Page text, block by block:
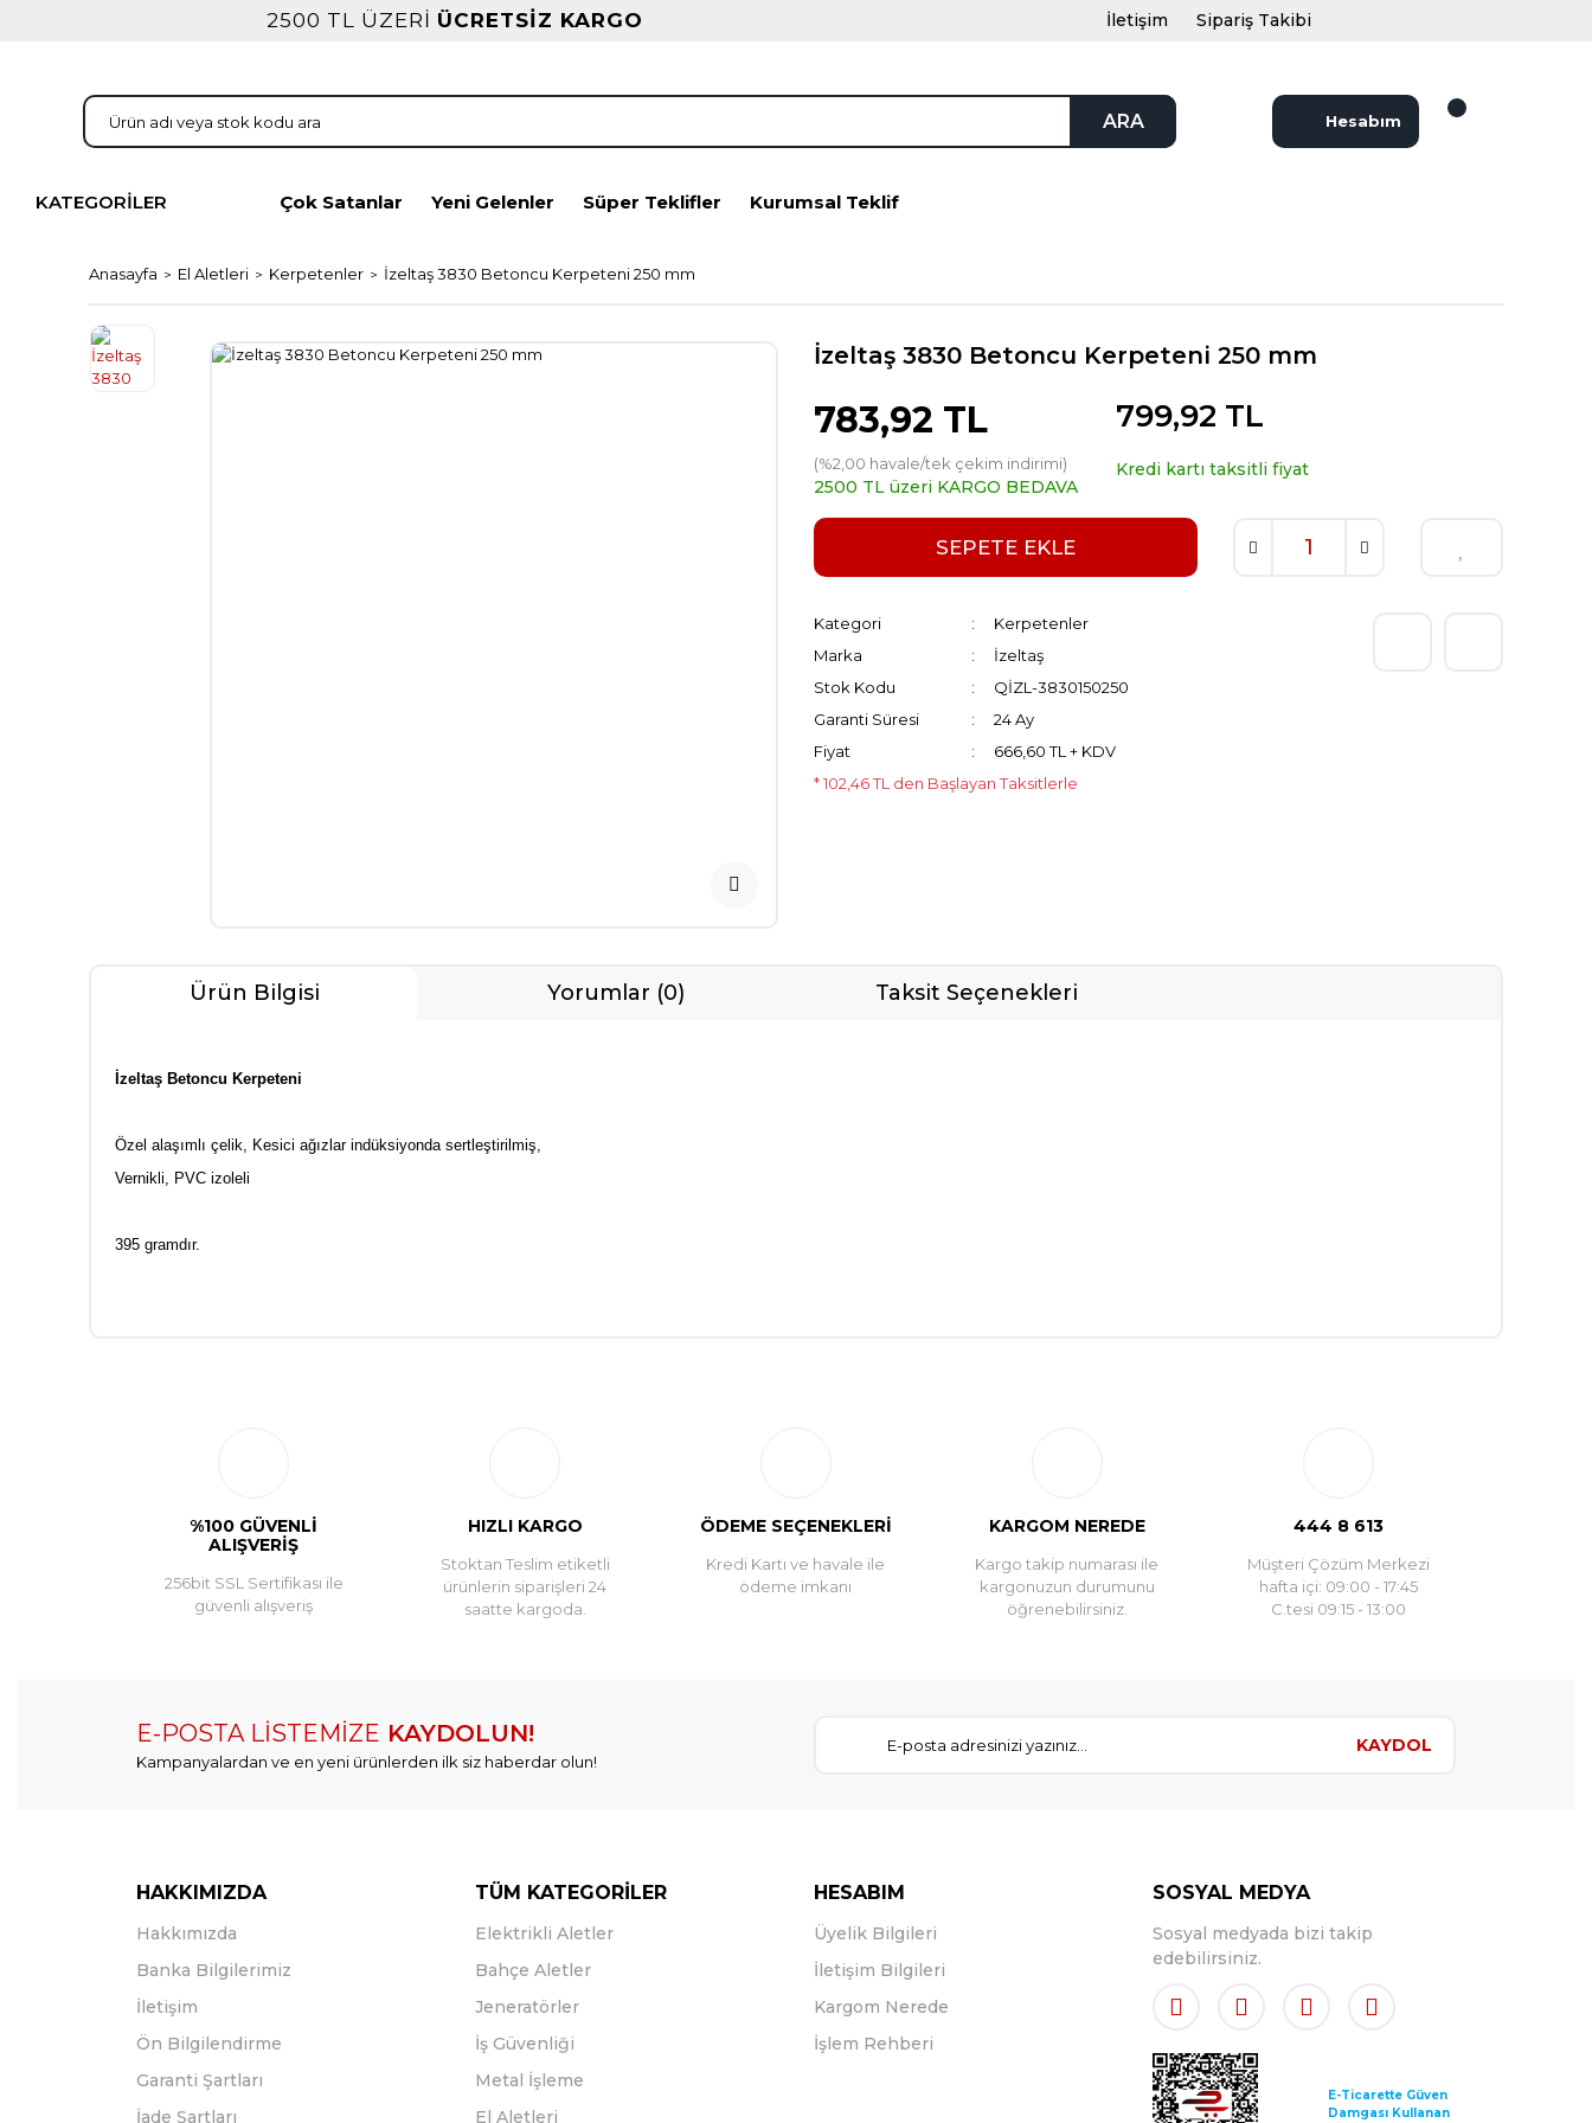
2500 TL ÜZERİ ÜCRETSİZ KARGO İletişim Sipariş Takibi
ARA Hesabım
KATEGORİLER Çok Satanlar Yeni Gelenler Süper Teklifler Kurumsal Teklif
Anasayfa El Aletleri Kerpetenler İzeltaş 3830 Betoncu Kerpeteni 250 mm
İzeltaş 3830 Betoncu Kerpeteni 250 mm
783,92 TL
(%2,00 havale/tek çekim indirimi)
2500 TL üzeri KARGO BEDAVA
799,92 TL
Kredi kartı taksitli fiyat
SEPETE EKLE
Kategori
Kerpetenler
Marka
İzeltaş
Stok Kodu
QİZL-3830150250
Garanti Süresi
24 Ay
Fiyat
666,60 TL + KDV
* 102,46 TL den Başlayan Taksitlerle
Ürün Bilgisi Yorumlar (0) Taksit Seçenekleri
İzeltaş Betoncu Kerpeteni
Özel alaşımlı çelik, Kesici ağızlar indüksiyonda sertleştirilmiş,
Vernikli, PVC izoleli
395 gramdır.
%100 GÜVENLİ
ALIŞVERİŞ
256bit SSL Sertifikası ile
güvenli alışveriş
HIZLI KARGO
Stoktan Teslim etiketli
ürünlerin siparişleri 24
saatte kargoda.
ÖDEME SEÇENEKLERİ
Kredi Kartı ve havale ile
ödeme imkanı
KARGOM NEREDE
Kargo takip numarası ile
kargonuzun durumunu
öğrenebilirsiniz.
444 8 613
Müşteri Çözüm Merkezi
hafta içi: 09:00 - 17:45
C.tesi 09:15 - 13:00
E-POSTA LİSTEMİZE KAYDOLUN!
Kampanyalardan ve en yeni ürünlerden ilk siz haberdar olun!
KAYDOL
HAKKIMIZDA
Hakkımızda
Banka Bilgilerimiz
İletişim
Ön Bilgilendirme
Garanti Şartları
İade Şartları
TÜM KATEGORİLER
Elektrikli Aletler
Bahçe Aletler
Jeneratörler
İş Güvenliği
Metal İşleme
El Aletleri
HESABIM
Üyelik Bilgileri
İletişim Bilgileri
Kargom Nerede
İşlem Rehberi
SOSYAL MEDYA
Sosyal medyada bizi takip
edebilirsiniz.
E-Ticarette Güven
Damgası Kullanan